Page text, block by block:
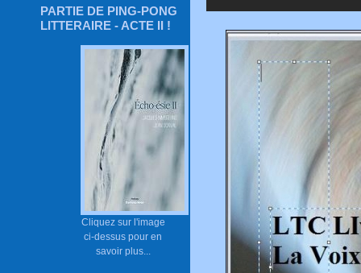
PARTIE DE PING-PONG
LITTERAIRE - ACTE II !
Cliquez sur l'image
ci-dessus pour en
savoir plus...